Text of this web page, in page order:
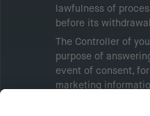
lawfulness of
before its
The Controller of
purpose of
event of consent,
marketing
another intive